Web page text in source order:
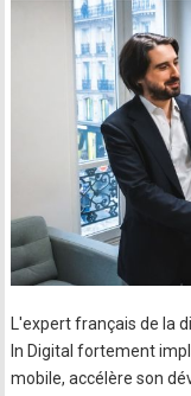
L'expert français de la
In Digital fortement
mobile, accélère son